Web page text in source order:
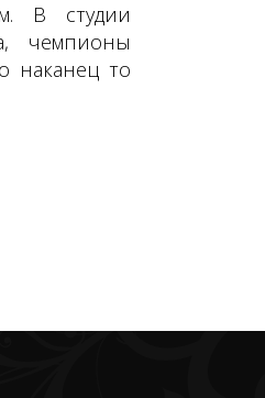
В студии
чемпионы
наканец то